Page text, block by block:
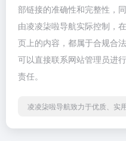
部链接的准确性和完整性，
由凌凌柒啦导航实际控制，
页上的内容，都属于合规合
可以直接联系网站管理员进
责任。
凌凌柒啦导航致力于优质、实